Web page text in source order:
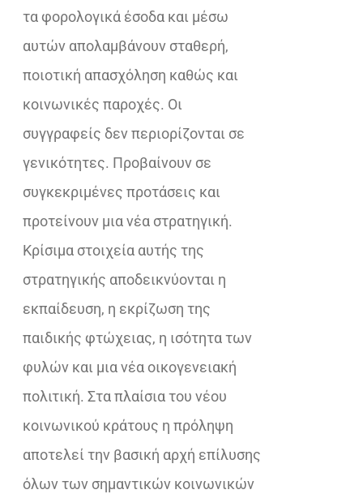
τα φορολογικά έσοδα και μέσω
αυτών απολαμβάνουν σταθερή,
ποιοτική απασχόληση καθώς και
κοινωνικές παροχές. Οι
συγγραφείς δεν περιορίζονται σε
γενικότητες. Προβαίνουν σε
συγκεκριμένες προτάσεις και
προτείνουν μια νέα στρατηγική.
Κρίσιμα στοιχεία αυτής της
στρατηγικής αποδεικνύονται η
εκπαίδευση, η εκρίζωση της
παιδικής φτώχειας, η ισότητα των
φυλών και μια νέα οικογενειακή
πολιτική. Στα πλαίσια του νέου
κοινωνικού κράτους η πρόληψη
αποτελεί την βασική αρχή επίλυσης
όλων των σημαντικών κοινωνικών